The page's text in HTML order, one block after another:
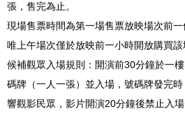
張，售完為止。
現場售票時間為第一場售票放映場次前
唯上午場次僅於放映前一小時開放購買該
候補觀眾入場規則：開演前30分鐘於一
碼牌（一人一張）並入場，號碼牌發完
響觀影民眾，影片開演20分鐘後禁止入場